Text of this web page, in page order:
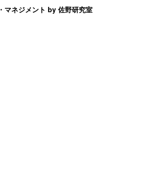
マネジメント by 佐野研究室